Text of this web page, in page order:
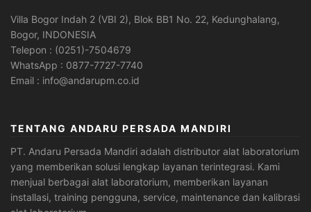
Villa Bogor Indah 2 (VBI 2), Blok BB1 No. 22, Kedunghalang,
Bogor, INDONESIA
Telepon : (0251)-7504679
WhatsApp : 0877-7727-7740
Email : info@andarupm.co.id
TENTANG ANDARU PERSADA MANDIRI
PT. Andaru Persada Mandiri adalah distributor alat laboratorium
yang memberikan solusi lengkap layanan terintegrasi. Kami
menjual berbagai alat laboratorium, memberikan layanan
installasi, training pengguna, service, maintenance dan kalibrasi